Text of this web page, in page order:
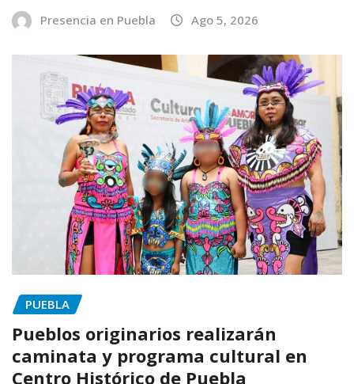
Presencia en Puebla Ago 5, 2026
PUEBLA
Pueblos originarios realizarán
caminata y programa cultural en
Centro Histórico de Puebla